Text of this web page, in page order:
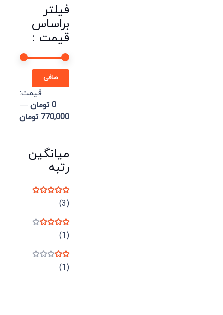
فیلتر
براساس
قیمت :
صافی
قيمت:
0 تومان
—
770,000 تومان
میانگین
رتبه
نمره(3)
نمره(1)
نمره(1)